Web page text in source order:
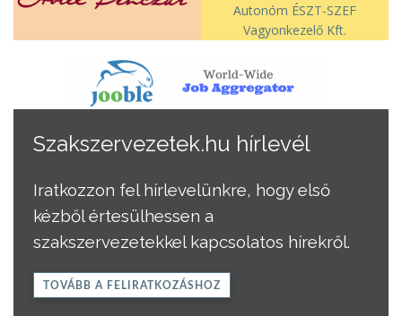
Autonóm ÉSZT-SZEF
Vagyonkezelő Kft.
Szakszervezetek.hu hírlevél
Iratkozzon fel hírlevelünkre, hogy első
kézből értesülhessen a
szakszervezetekkel kapcsolatos hírekről.
TOVÁBB A FELIRATKOZÁSHOZ